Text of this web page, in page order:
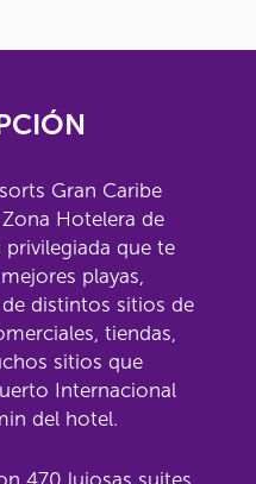
Gran Caribe
Hotelera de
que te
playas,
distintos sitios de
tiendas,
sitios que
Internacional
del hotel.
470 lujosas suites,